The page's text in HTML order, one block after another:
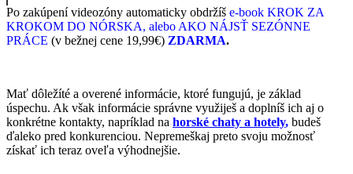
Po zakúpení videozóny automaticky obdržíš e-book KROK ZA
KROKOM DO NÓRSKA, alebo AKO NÁJSŤ SEZÓNNE
PRÁCE (v bežnej cene 19,99€) ZDARMA.
Mať dôležíté a overené informácie, ktoré fungujú, je základ
úspechu. Ak však informácie správne využiješ a doplníš ich aj o
konkrétne kontakty, napríklad na horské chaty a hotely, budeš
ďaleko pred konkurenciou. Nepremeškaj preto svoju možnosť
získať ich teraz oveľa výhodnejšie.